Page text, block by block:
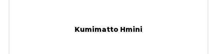
Kumimatto Hmini